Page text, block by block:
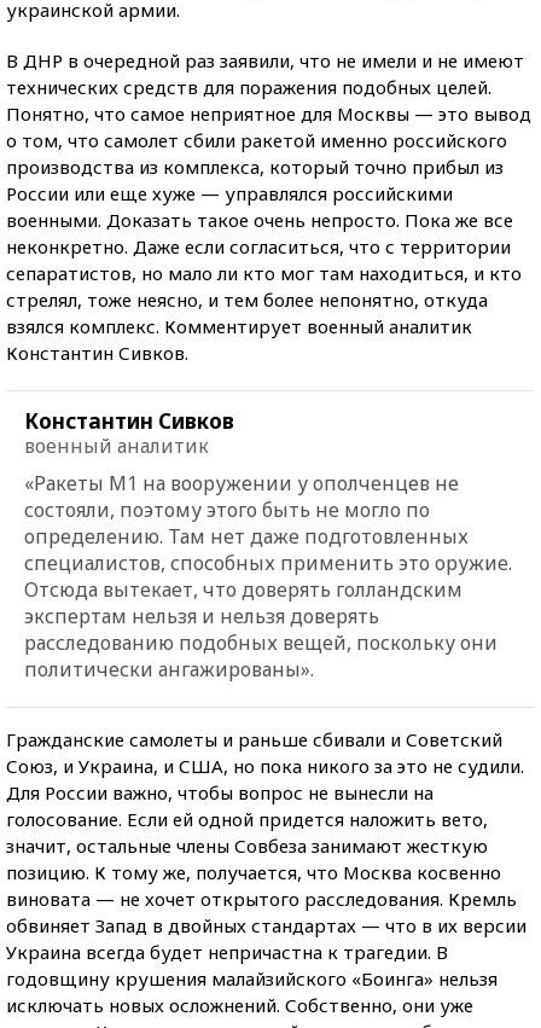
украинской армии.
В ДНР в очередной раз заявили, что не имели и не имеют
технических средств для поражения подобных целей.
Понятно, что самое неприятное для Москвы — это вывод
о том, что самолет сбили ракетой именно российского
производства из комплекса, который точно прибыл из
России или еще хуже — управлялся российскими
военными. Доказать такое очень непросто. Пока же все
неконкретно. Даже если согласиться, что с территории
сепаратистов, но мало ли кто мог там находиться, и кто
стрелял, тоже неясно, и тем более непонятно, откуда
взялся комплекс. Комментирует военный аналитик
Константин Сивков.
Константин Сивков
военный аналитик
«Ракеты М1 на вооружении у ополченцев не
состояли, поэтому этого быть не могло по
определению. Там нет даже подготовленных
специалистов, способных применить это оружие.
Отсюда вытекает, что доверять голландским
экспертам нельзя и нельзя доверять
расследованию подобных вещей, поскольку они
политически ангажированы».
Гражданские самолеты и раньше сбивали и Советский
Союз, и Украина, и США, но пока никого за это не судили.
Для России важно, чтобы вопрос не вынесли на
голосование. Если ей одной придется наложить вето,
значит, остальные члены Совбеза занимают жесткую
позицию. К тому же, получается, что Москва косвенно
виновата — не хочет открытого расследования. Кремль
обвиняет Запад в двойных стандартах — что в их версии
Украина всегда будет непричастна к трагедии. В
годовщину крушения малайзийского «Боинга» нельзя
исключать новых осложнений. Собственно, они уже